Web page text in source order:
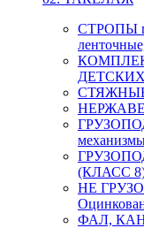
СТРОПЫ
СТЯЖНЫЕ
(КЛАСС
НЕ
ФАЛ,